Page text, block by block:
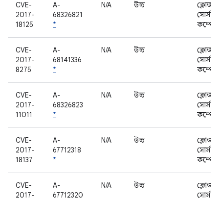
CVE-
2017-
18125
A-
68326821
*
N/A উচ্চ
ক্লোজড
সোর্স
CVE-
2017-
8275
A-
68141336
*
N/A উচ্চ
ক্লোজড
সোর্স
CVE-
2017-
11011
A-
68326823
*
N/A উচ্চ
ক্লোজড
সোর্স
CVE-
2017-
18137
A-
67712318
*
N/A উচ্চ
ক্লোজড
সোর্স
CVE-
2017-
A-
67712320
N/A উচ্চ
ক্লোজড
সোর্স